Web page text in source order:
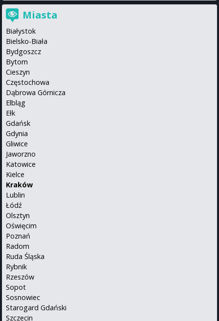
Miasta
Białystok
Bielsko-Biała
Bydgoszcz
Bytom
Cieszyn
Częstochowa
Dąbrowa Górnicza
Elbląg
Ełk
Gdańsk
Gdynia
Gliwice
Jaworzno
Katowice
Kielce
Kraków
Lublin
Łódź
Olsztyn
Oświęcim
Poznań
Radom
Ruda Śląska
Rybnik
Rzeszów
Sopot
Sosnowiec
Starogard Gdański
Szczecin